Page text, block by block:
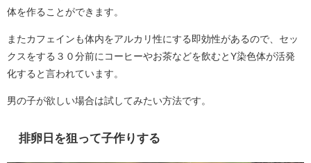
体を作ることができます。
またカフェインも体内をアルカリ性にする即効性があるので、セッ
クスをする３０分前にコーヒーやお茶などを飲むとY染色体が活発
化すると言われています。
男の子が欲しい場合は試してみたい方法です。
排卵日を狙って子作りする